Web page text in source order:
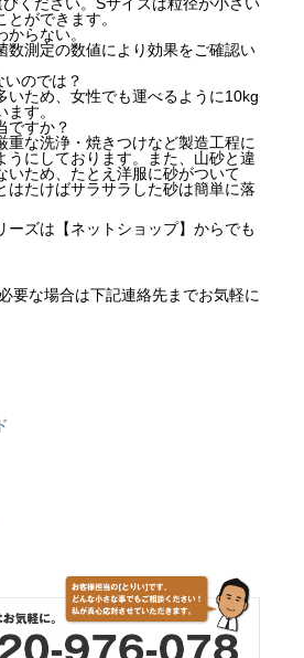
びください。Sサイズは粒径が小さい
ができます。
らない。
数測定の数値により効果をご確認い
のでは？
いため、女性でも運べるように10kg
す。
ですか？
重な洗浄・焼きつけなど製造工程に
うにしております。また、山砂と違
いため、たとえ洋服に砂がついて
はたけばサラサラした砂は簡単に落
ーズは【ネットショップ】からでも
要な場合は下記連絡先までお気軽に